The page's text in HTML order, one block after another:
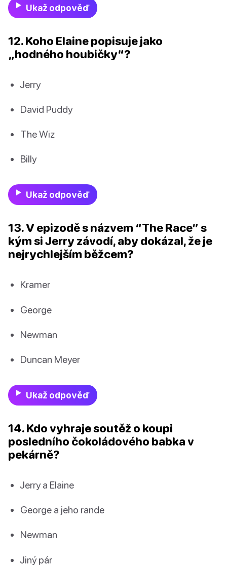
Ukaž odpověď
12. Koho Elaine popisuje jako
„hodného houbičky“?
Jerry
David Puddy
The Wiz
Billy
Ukaž odpověď
13. V epizodě s názvem “The Race” s
kým si Jerry závodí, aby dokázal, že je
nejrychlejším běžcem?
Kramer
George
Newman
Duncan Meyer
Ukaž odpověď
14. Kdo vyhraje soutěž o koupi
posledního čokoládového babka v
pekárně?
Jerry a Elaine
George a jeho rande
Newman
Jiný pár